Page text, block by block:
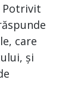
Potrivit
care
și